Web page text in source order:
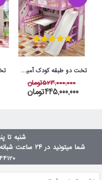
تخت دو طبقه کودک آمیسا مدل پرنیان
523,000,000تومان
445,000,000تومان
شنبه تا پنج
شما میتونید در ۲۴ ساعت شبانه روز سفارشات خود را آنلاین ثبت کنید